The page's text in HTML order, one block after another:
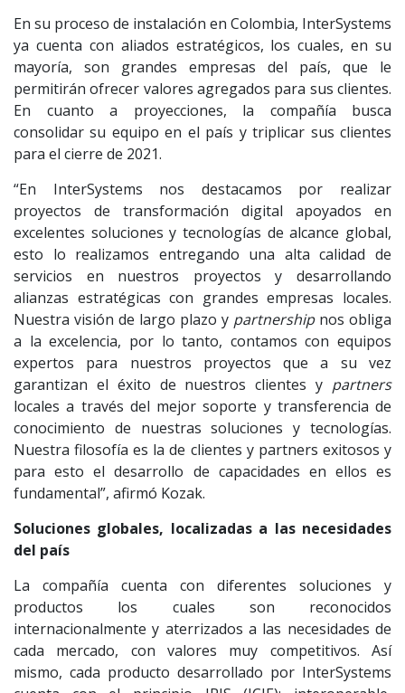
En su proceso de instalación en Colombia, InterSystems
ya cuenta con aliados estratégicos, los cuales, en su
mayoría, son grandes empresas del país, que le
permitirán ofrecer valores agregados para sus clientes.
En cuanto a proyecciones, la compañía busca
consolidar su equipo en el país y triplicar sus clientes
para el cierre de 2021.
“En InterSystems nos destacamos por realizar
proyectos de transformación digital apoyados en
excelentes soluciones y tecnologías de alcance global,
esto lo realizamos entregando una alta calidad de
servicios en nuestros proyectos y desarrollando
alianzas estratégicas con grandes empresas locales.
Nuestra visión de largo plazo y partnershipnos obliga
a la excelencia, por lo tanto, contamos con equipos
expertos para nuestros proyectos que a su vez
garantizan el éxito de nuestros clientes y partners
locales a través del mejor soporte y transferencia de
conocimiento de nuestras soluciones y tecnologías.
Nuestra filosofía es la de clientes y partners exitosos y
para esto el desarrollo de capacidades en ellos es
fundamental”, afirmó Kozak.
Soluciones globales, localizadas a las necesidades
del país
La compañía cuenta con diferentes soluciones y
productos los cuales son reconocidos
internacionalmente y aterrizados a las necesidades de
cada mercado, con valores muy competitivos. Así
mismo, cada producto desarrollado por InterSystems